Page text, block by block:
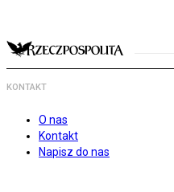
KONTAKT
O nas
Kontakt
Napisz do nas